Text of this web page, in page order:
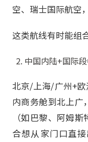
空、瑞士国际航空
这类航线有时能组
中国内陆+国际
北京/上海/广州+欧
内商务舱到北上广
（如巴黎、阿姆
合想从家门口直